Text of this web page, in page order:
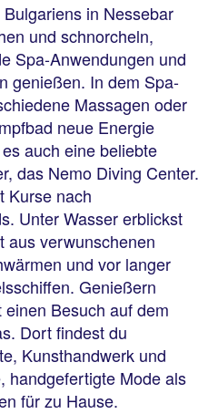
in Nessebar
und schnorcheln,
Spa-Anwendungen und
genießen. In dem Spa-
Massagen oder
neue Energie
auch eine beliebte
das Nemo Diving Center.
Kurse nach
Unter Wasser erblickst
aus verwunschenen
und vor langer
Genießern
Besuch auf dem
Dort findest du
Kunsthandwerk und
handgefertigte Mode als
für zu Hause.